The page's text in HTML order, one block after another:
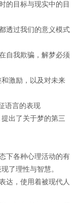
的目标与现实中的目
透过我们的意义模式
自我欺骗，解梦必须
激励，以及对未来
语言的表现
出了关于梦的第三
下各种心理活动的有
了理性与智慧。
达，使用着被现代人